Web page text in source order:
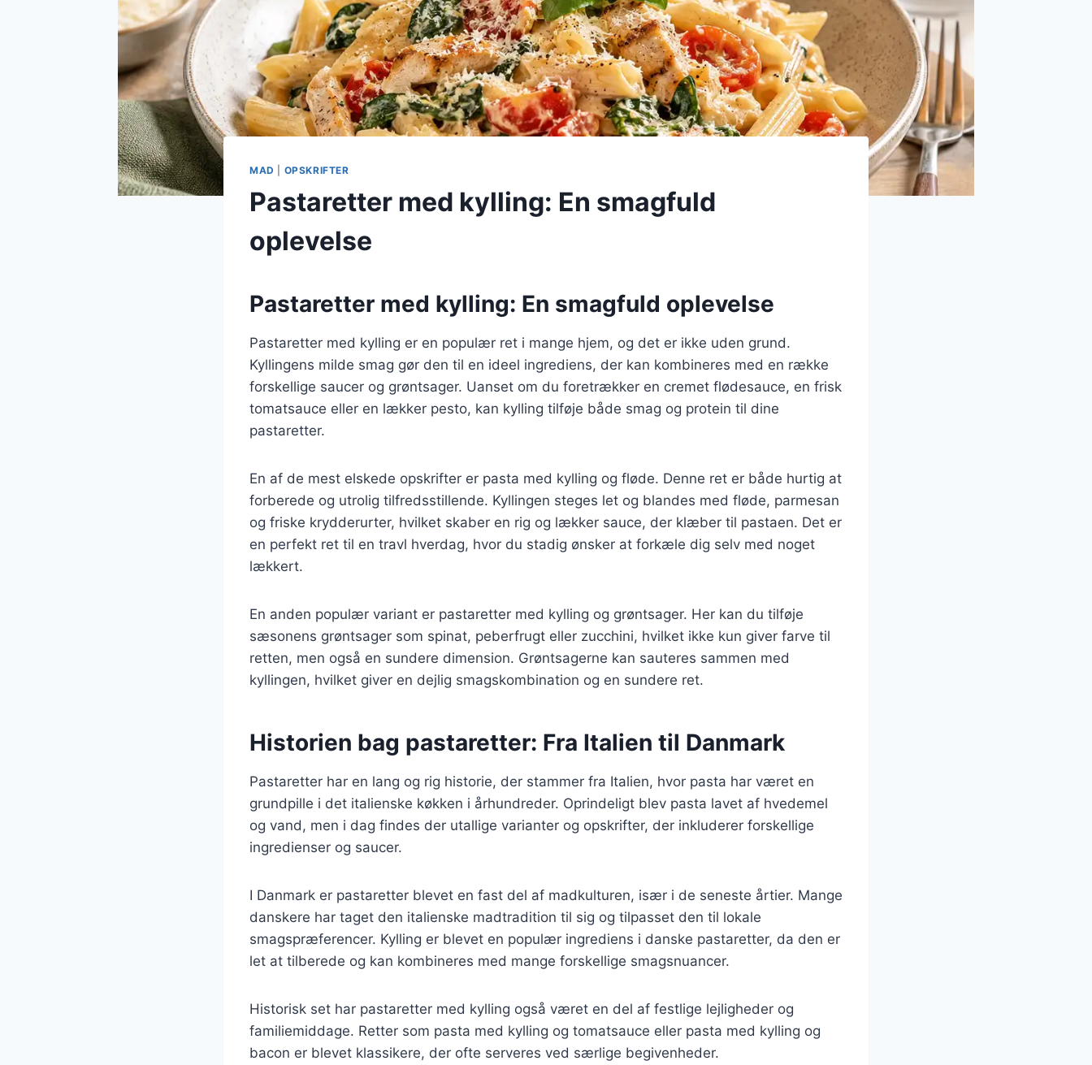
MAD OPSKRIFTER
Pastaretter med kylling: En smagfuld
oplevelse
Pastaretter med kylling: En smagfuld oplevelse
Pastaretter med kylling er en populær ret i mange hjem, og det er ikke uden grund.
Kyllingens milde smag gør den til en ideel ingrediens, der kan kombineres med en række
forskellige saucer og grøntsager. Uanset om du foretrækker en cremet flødesauce, en frisk
tomatsauce eller en lækker pesto, kan kylling tilføje både smag og protein til dine
pastaretter.
En af de mest elskede opskrifter er pasta med kylling og fløde. Denne ret er både hurtig at
forberede og utrolig tilfredsstillende. Kyllingen steges let og blandes med fløde, parmesan
og friske krydderurter, hvilket skaber en rig og lækker sauce, der klæber til pastaen. Det er
en perfekt ret til en travl hverdag, hvor du stadig ønsker at forkæle dig selv med noget
lækkert.
En anden populær variant er pastaretter med kylling og grøntsager. Her kan du tilføje
sæsonens grøntsager som spinat, peberfrugt eller zucchini, hvilket ikke kun giver farve til
retten, men også en sundere dimension. Grøntsagerne kan sauteres sammen med
kyllingen, hvilket giver en dejlig smagskombination og en sundere ret.
Historien bag pastaretter: Fra Italien til Danmark
Pastaretter har en lang og rig historie, der stammer fra Italien, hvor pasta har været en
grundpille i det italienske køkken i århundreder. Oprindeligt blev pasta lavet af hvedemel
og vand, men i dag findes der utallige varianter og opskrifter, der inkluderer forskellige
ingredienser og saucer.
I Danmark er pastaretter blevet en fast del af madkulturen, især i de seneste årtier. Mange
danskere har taget den italienske madtradition til sig og tilpasset den til lokale
smagspræferencer. Kylling er blevet en populær ingrediens i danske pastaretter, da den er
let at tilberede og kan kombineres med mange forskellige smagsnuancer.
Historisk set har pastaretter med kylling også været en del af festlige lejligheder og
familiemiddage. Retter som pasta med kylling og tomatsauce eller pasta med kylling og
bacon er blevet klassikere, der ofte serveres ved særlige begivenheder.